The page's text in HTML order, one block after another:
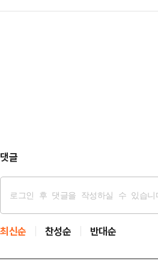
천했다. 당초 …
하고 있고 ESS
다.일부 건설사
댓글
최신순 찬성순 반대순